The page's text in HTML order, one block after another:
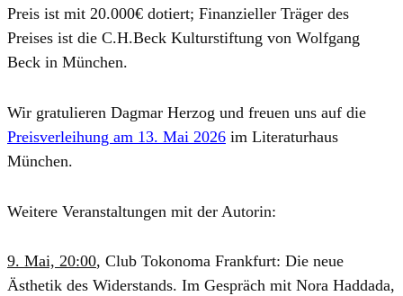
Preis ist mit 20.000€ dotiert; Finanzieller Träger des
Preises ist die C.H.Beck Kulturstiftung von Wolfgang
Beck in München.
Wir gratulieren Dagmar Herzog und freuen uns auf die
Preisverleihung am 13. Mai 2026 im Literaturhaus
München.
Weitere Veranstaltungen mit der Autorin:
9. Mai, 20:00, Club Tokonoma Frankfurt: Die neue
Ästhetik des Widerstands. Im Gespräch mit Nora Haddada,